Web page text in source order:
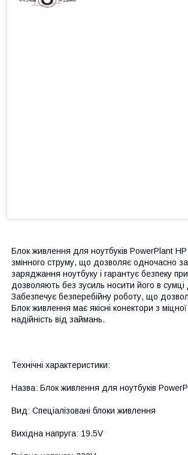
Блок живлення для ноутбуків PowerPlant
змінного струму, що дозволяє одночасно
заряджання ноутбуку і гарантує безпеку
дозволяють без зусиль носити його в
Забезпечує безперебійну роботу, що
Блок живлення має якісні конектори з
надійність від займань.
Технічні характеристики:
Назва: Блок живлення для ноутбуків
Вид: Спеціалізовані блоки живлення
Вихідна напруга: 19.5V